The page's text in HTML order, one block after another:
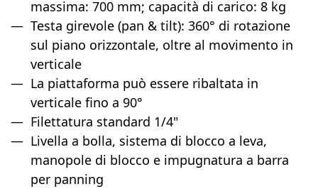
massima: 700 mm; capacità di carico: 8 kg
Testa girevole (pan & tilt): 360° di rotazione
sul piano orizzontale, oltre al movimento in
verticale
La piattaforma può essere ribaltata in
verticale fino a 90°
Filettatura standard 1/4"
Livella a bolla, sistema di blocco a leva,
manopole di blocco e impugnatura a barra
per panning